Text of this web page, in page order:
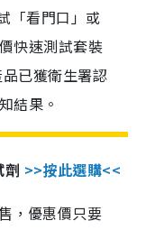
「看門口」或
快速測試套裝
已獲衛生署認
結果。
劑 >>按此選購<<
，優惠價只要